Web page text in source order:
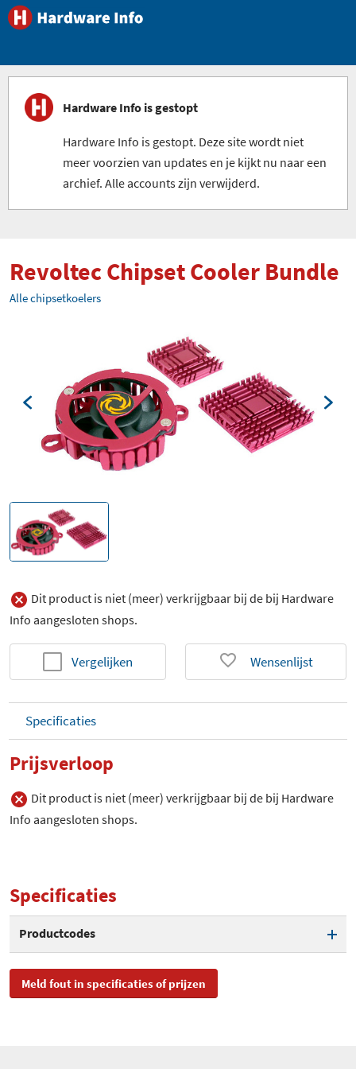
Hardware Info is gestopt
Hardware Info is gestopt. Deze site wordt niet
meer voorzien van updates en je kijkt nu naar een
archief. Alle accounts zijn verwijderd.
Revoltec Chipset Cooler Bundle
Alle chipsetkoelers
Dit product is niet (meer) verkrijgbaar bij de bij Hardware
Info aangesloten shops.
Vergelijken Wensenlijst
Specificaties
Prijsverloop
Dit product is niet (meer) verkrijgbaar bij de bij Hardware
Info aangesloten shops.
Specificaties
Productcodes
SKU RS001
Meld fout in specificaties of prijzen